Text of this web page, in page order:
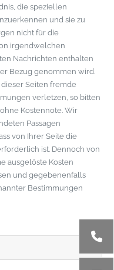
die speziellen
und sie zu
nicht für die
irgendwelchen
Nachrichten enthalten
Bezug genommen wird.
Seiten fremde
verletzen, so bitten
Kostennote. Wir
Passagen
von Ihrer Seite die
ist. Dennoch von
ausgelöste Kosten
und gegebenenfalls
Bestimmungen